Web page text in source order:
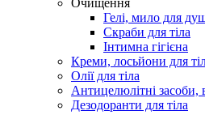
Очищення
Гелі, мило для
Скраби для тіла
Інтимна гігієна
Креми, лосьйони для
Олії для тіла
Антицелюлітні засоби,
Дезодоранти для тіла